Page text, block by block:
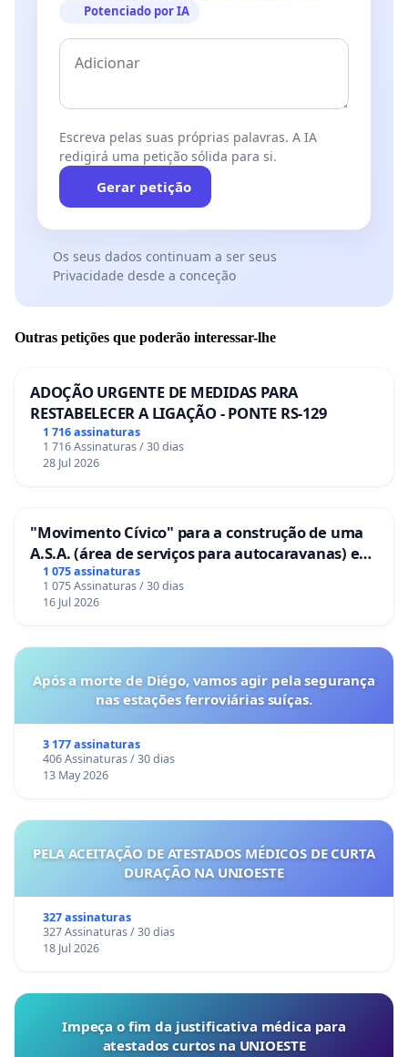
Potenciado por IA
Escreva pelas suas próprias palavras. A IA
redigirá uma petição sólida para si.
Gerar petição
Os seus dados continuam a ser seus
Privacidade desde a conceção
Outras petições que poderão interessar-lhe
ADOÇÃO URGENTE DE MEDIDAS PARA
RESTABELECER A LIGAÇÃO - PONTE RS-129
1 716 assinaturas
1 716 Assinaturas / 30 dias
28 Jul 2026
"Movimento Cívico" para a construção de uma
A.S.A. (área de serviços para autocaravanas) em
Coimbra
1 075 assinaturas
1 075 Assinaturas / 30 dias
16 Jul 2026
Após a morte de Diégo, vamos agir pela segurança
nas estações ferroviárias suíças.
3 177 assinaturas
406 Assinaturas / 30 dias
13 May 2026
PELA ACEITAÇÃO DE ATESTADOS MÉDICOS DE CURTA
DURAÇÃO NA UNIOESTE
327 assinaturas
327 Assinaturas / 30 dias
18 Jul 2026
Impeça o fim da justificativa médica para
atestados curtos na UNIOESTE